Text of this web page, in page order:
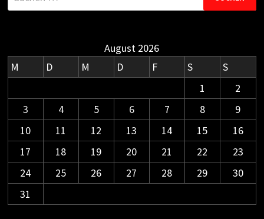
nach:
August 2026
M
D M D F S
S
1
2
3
4 5 6 7 8
9
10
11 12 13 14 15
16
17
18 19 20 21 22
23
24
25 26 27 28 29
30
31